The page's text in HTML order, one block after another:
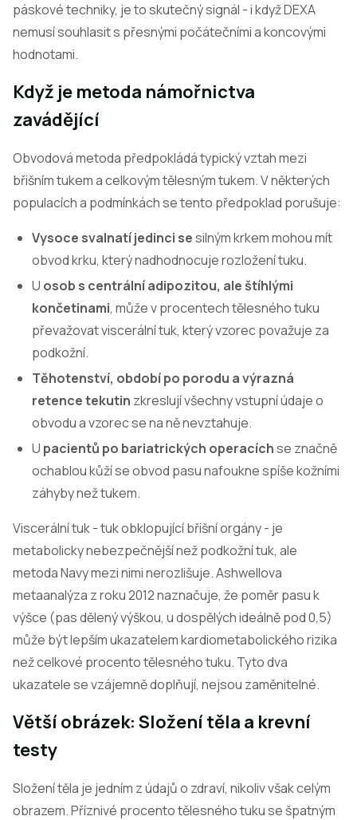
páskové techniky, je to skutečný signál - i když DEXA
nemusí souhlasit s přesnými počátečními a koncovými
hodnotami.
Když je metoda námořnictva
zavádějící
Obvodová metoda předpokládá typický vztah mezi
břišním tukem a celkovým tělesným tukem. V některých
populacích a podmínkách se tento předpoklad porušuje:
Vysoce svalnatí jedinci sesilným krkem mohou mít
obvod krku, který nadhodnocuje rozložení tuku.
U osob s centrální adipozitou, ale štíhlými
končetinami, může v procentech tělesného tuku
převažovat viscerální tuk, který vzorec považuje za
podkožní.
Těhotenství, období po porodu a výrazná
retence tekutin zkreslují všechny vstupní údaje o
obvodu a vzorec se na ně nevztahuje.
U pacientů po bariatrických operacíchse značně
ochablou kůží se obvod pasu nafoukne spíše kožními
záhyby než tukem.
Viscerální tuk - tuk obklopující břišní orgány - je
metabolicky nebezpečnější než podkožní tuk, ale
metoda Navy mezi nimi nerozlišuje. Ashwellova
metaanalýza z roku 2012 naznačuje, že poměr pasu k
výšce (pas dělený výškou, u dospělých ideálně pod 0,5)
může být lepším ukazatelem kardiometabolického rizika
než celkové procento tělesného tuku. Tyto dva
ukazatele se vzájemně doplňují, nejsou zaměnitelné.
Větší obrázek: Složení těla a krevní
testy
Složení těla je jedním z údajů o zdraví, nikoliv však celým
obrazem. Příznivé procento tělesného tuku se špatným